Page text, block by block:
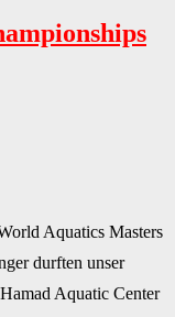
Aquatics Masters
durften unser
Aquatic Center